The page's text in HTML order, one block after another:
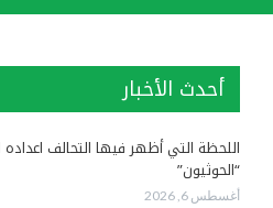
أحدث الأخبار
اللحظة التي أظهر فيها التحالف
“الحوثيون”
أغسطس 6, 2026